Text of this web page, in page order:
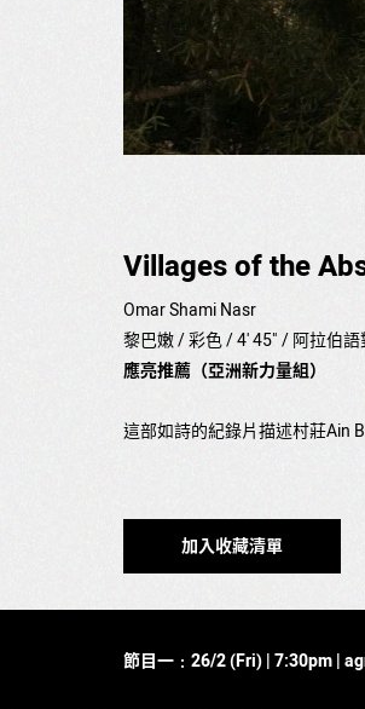
Villages of the
Omar Shami Nasr
黎巴嫩 / 彩色 / 4' 45" / 阿拉伯
應亮推薦（亞洲新力量組）
這部如詩的紀錄片描述村莊Ain
加入收藏清單
節目一﹕26/2 (Fri)| 7:30pm |